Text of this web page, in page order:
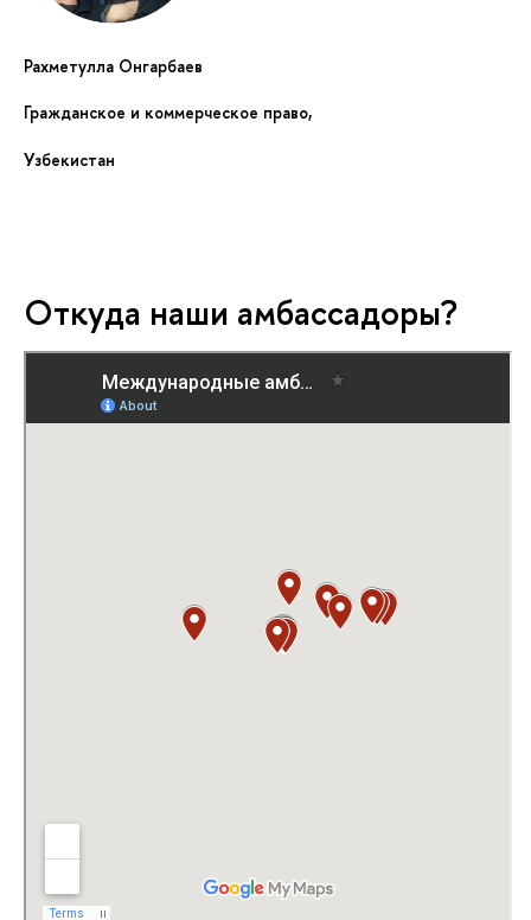
Рахметулла Онгарбаев
Гражданское и коммерческое право,
Узбекистан
Откуда наши амбассадоры?